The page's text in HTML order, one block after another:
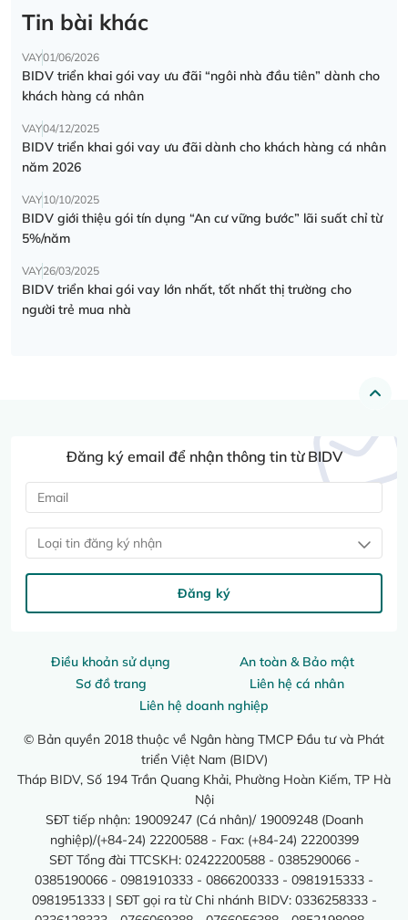
Tin bài khác
VAY01/06/2026
BIDV triển khai gói vay ưu đãi “ngôi nhà đầu tiên” dành cho
khách hàng cá nhân
VAY04/12/2025
BIDV triển khai gói vay ưu đãi dành cho khách hàng cá nhân
năm 2026
VAY10/10/2025
BIDV giới thiệu gói tín dụng “An cư vững bước” lãi suất chỉ từ
5%/năm
VAY26/03/2025
BIDV triển khai gói vay lớn nhất, tốt nhất thị trường cho
người trẻ mua nhà
Điều khoản sử dụng
An toàn & Bảo mật
Sơ đồ trang
Liên hệ cá nhân
Liên hệ doanh nghiệp
© Bản quyền 2018 thuộc về Ngân hàng TMCP Đầu tư và Phát
triển Việt Nam (BIDV)
Tháp BIDV, Số 194 Trần Quang Khải, Phường Hoàn Kiếm, TP Hà
Nội
SĐT tiếp nhận: 19009247 (Cá nhân)/ 19009248 (Doanh
nghiệp)/(+84-24) 22200588 - Fax: (+84-24) 22200399
SĐT Tổng đài TTCSKH: 02422200588 - 0385290066 -
0385190066 - 0981910333 - 0866200333 - 0981915333 -
0981951333 | SĐT gọi ra từ Chi nhánh BIDV: 0336258333 -
Đăng ký email để nhận thông tin từ BIDV
Loại tin đăng ký nhận
Đăng ký